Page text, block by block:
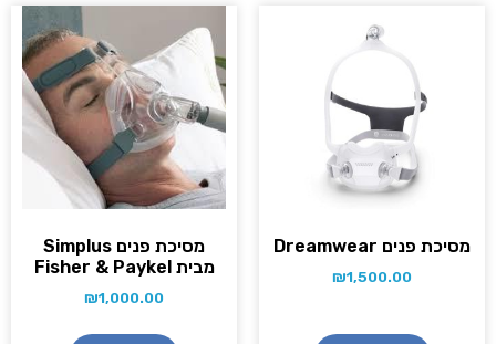
מסיכת פנים Dreamwear
₪1,500.00
מסיכת פנים Simplus
מבית Fisher & Paykel
₪1,000.00